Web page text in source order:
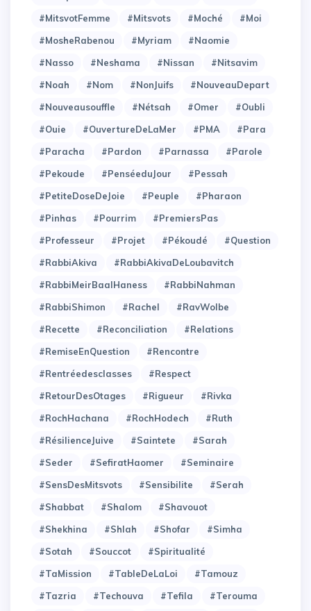
#MitsvotFemme
#Mitsvots #Moché
#Moi
#MosheRabenou
#Myriam
#Naomie
#Nasso
#Neshama #Nissan
#Nitsavim
#Noah
#Nom #NonJuifs
#NouveauDepart
#Nouveausouffle
#Nétsah #Omer
#Oubli
#Ouie
#OuvertureDeLaMer #PMA
#Para
#Paracha
#Pardon #Parnassa
#Parole
#Pekoude
#PenséeduJour
#Pessah
#PetiteDoseDeJoie
#Peuple
#Pharaon
#Pinhas
#Pourrim
#PremiersPas
#Professeur
#Projet #Pékoudé
#Question
#RabbiAkiva
#RabbiAkivaDeLoubavitch
#RabbiMeirBaalHaness
#RabbiNahman
#RabbiShimon
#Rachel
#RavWolbe
#Recette
#Reconciliation
#Relations
#RemiseEnQuestion
#Rencontre
#Rentréedesclasses
#Respect
#RetourDesOtages
#Rigueur
#Rivka
#RochHachana
#RochHodech
#Ruth
#RésilienceJuive
#Saintete
#Sarah
#Seder
#SefiratHaomer
#Seminaire
#SensDesMitsvots
#Sensibilite
#Serah
#Shabbat
#Shalom
#Shavouot
#Shekhina
#Shlah #Shofar
#Simha
#Sotah
#Souccot
#Spiritualité
#TaMission
#TableDeLaLoi
#Tamouz
#Tazria
#Techouva #Tefila
#Terouma